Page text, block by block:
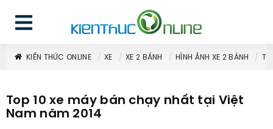
KIẾN THỨC ONLINE XE XE 2 BÁNH HÌNH ẢNH XE 2 BÁNH
Top 10 xe máy bán chạy nhất tại Việt
Nam năm 2014